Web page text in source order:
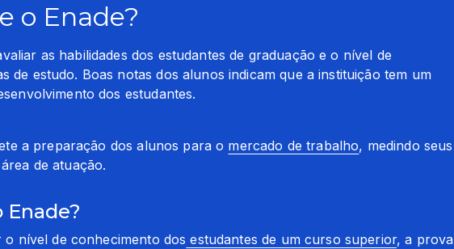
o Enade?
as habilidades dos estudantes de graduação e o nível de
de estudo. Boas notas dos alunos indicam que a instituição tem um
dos estudantes.
a preparação dos alunos para o mercado de trabalho, medindo seus
de atuação.
o nível de conhecimento dos estudantes de um curso superior, a prova